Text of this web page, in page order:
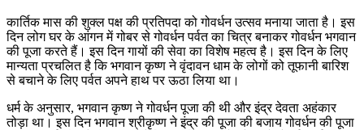
कार्तिक मास की शुक्ल पक्ष की प्रतिपदा को गोवर्धन उत्सव मनाया जाता है। इस
दिन लोग घर के आंगन में गोबर से गोवर्धन पर्वत का चित्र बनाकर गोवर्धन भगवान
की पूजा करते हैं। इस दिन गायों की सेवा का विशेष महत्व है। इस दिन के लिए
मान्यता प्रचलित है कि भगवान कृष्ण ने वृंदावन धाम के लोगों को तूफानी बारिश
से बचाने के लिए पर्वत अपने हाथ पर ऊठा लिया था।
धर्म के अनुसार, भगवान कृष्ण ने गोवर्धन पूजा की थी और इंद्र देवता अहंकार
तोड़ा था। इस दिन भगवान श्रीकृष्ण ने इंद्र की पूजा की बजाय गोवर्धन की पूजा